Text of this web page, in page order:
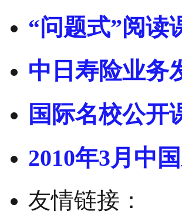
“问题式”阅读
中日寿险业务
国际名校公开
2010年3月中
友情链接：